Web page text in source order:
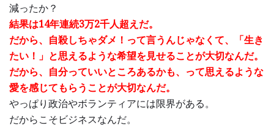
減ったか？
結果は14年連続3万2千人超えだ。
だから、自殺しちゃダメ！って言うんじゃなくて、「生き
たい！」と思えるような希望を見せることが大切なんだ。
だから、自分っていいところあるかも、って思えるような
愛を感じてもらうことが大切なんだ。
やっぱり政治やボランティアには限界がある。
だからこそビジネスなんだ。